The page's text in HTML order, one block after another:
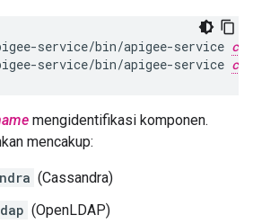
service/bin/apigee-service
service/bin/apigee-service
mengidentifikasi komponen.
mencakup:
(Cassandra)
(OpenLDAP)